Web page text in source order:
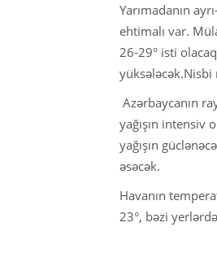
Yarımadanın
ehtimalı var.
26-29° isti
Azərbaycanın
yağışın intensiv
yağışın
əsəcək.
Havanın
23°, bəzi